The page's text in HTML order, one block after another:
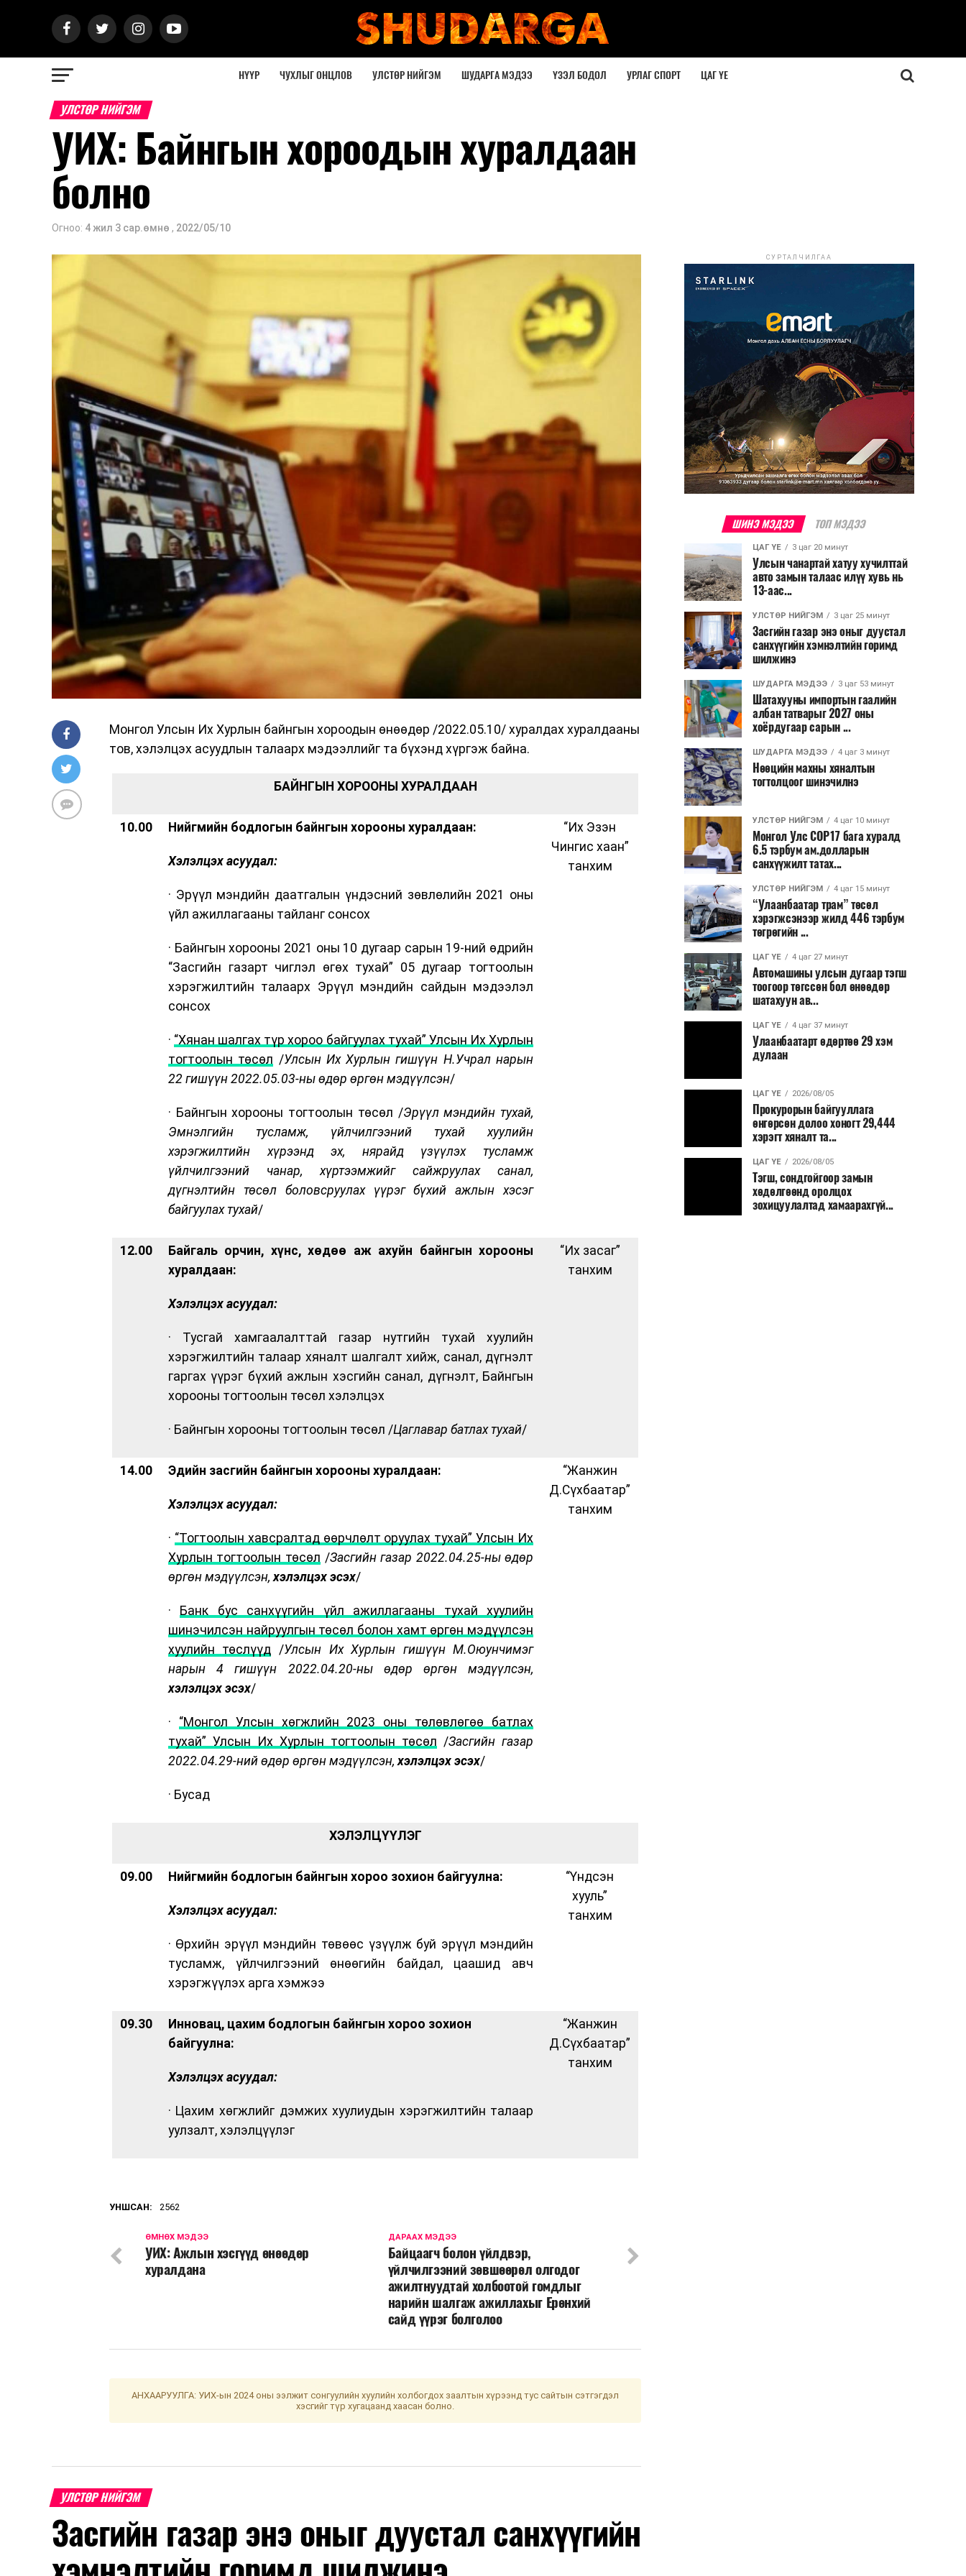
НҮҮР ЧУХЛЫГ ОНЦЛОВ УЛСТӨР НИЙГЭМ ШУДАРГА МЭДЭЭ ҮЗЭЛ БОДОЛ УРЛАГ СПОРТ ЦАГ ҮЕ
УЛСТӨР НИЙГЭМ
УИХ: Байнгын хороодын хуралдаан
болно
Огноо: 4 жил 3 сар.өмнө , 2022/05/10
Монгол Улсын Их Хурлын байнгын хороодын өнөөдөр /2022.05.10/ хуралдах хуралдааны
тов, хэлэлцэх асуудлын талаарх мэдээллийг та бүхэнд хүргэж байна.
БАЙНГЫН ХОРООНЫ ХУРАЛДААН
10.00 Нийгмийн бодлогын байнгын хорооны хуралдаан:
Хэлэлцэх асуудал:
· Эрүүл мэндийн даатгалын үндэсний зөвлөлийн 2021 оны
үйл ажиллагааны тайланг сонсох
· Байнгын хорооны 2021 оны 10 дугаар сарын 19-ний өдрийн
“Засгийн газарт чиглэл өгөх тухай” 05 дугаар тогтоолын
хэрэгжилтийн талаарх Эрүүл мэндийн сайдын мэдээлэл
сонсох
· “Хянан шалгах түр хороо байгуулах тухай” Улсын Их Хурлын
тогтоолын төсөл /Улсын Их Хурлын гишүүн Н.Учрал нарын
22 гишүүн 2022.05.03-ны өдөр өргөн мэдүүлсэн/
· Байнгын хорооны тогтоолын төсөл /Эрүүл мэндийн тухай,
Эмнэлгийн тусламж, үйлчилгээний тухай хуулийн
хэрэгжилтийн хүрээнд эх, нярайд үзүүлэх тусламж
үйлчилгээний чанар, хүртээмжийг сайжруулах санал,
дүгнэлтийн төсөл боловсруулах үүрэг бүхий ажлын хэсэг
байгуулах тухай/
“Их Эзэн
Чингис хаан”
танхим
12.00
Байгаль орчин, хүнс, хөдөө аж ахуйн байнгын хорооны
хуралдаан:
Хэлэлцэх асуудал:
· Тусгай хамгаалалттай газар нутгийн тухай хуулийн
хэрэгжилтийн талаар хяналт шалгалт хийж, санал, дүгнэлт
гаргах үүрэг бүхий ажлын хэсгийн санал, дүгнэлт, Байнгын
хорооны тогтоолын төсөл хэлэлцэх
· Байнгын хорооны тогтоолын төсөл /Цаглавар батлах тухай/
“Их засаг”
танхим
14.00 Эдийн засгийн байнгын хорооны хуралдаан:
Хэлэлцэх асуудал:
· “Тогтоолын хавсралтад өөрчлөлт оруулах тухай” Улсын Их
Хурлын тогтоолын төсөл /Засгийн газар 2022.04.25-ны өдөр
өргөн мэдүүлсэн, хэлэлцэх эсэх/
· Банк бус санхүүгийн үйл ажиллагааны тухай хуулийн
шинэчилсэн найруулгын төсөл болон хамт өргөн мэдүүлсэн
хуулийн төслүүд /Улсын Их Хурлын гишүүн М.Оюунчимэг
нарын 4 гишүүн 2022.04.20-ны өдөр өргөн мэдүүлсэн,
хэлэлцэх эсэх/
· “Монгол Улсын хөгжлийн 2023 оны төлөвлөгөө батлах
тухай” Улсын Их Хурлын тогтоолын төсөл /Засгийн газар
2022.04.29-ний өдөр өргөн мэдүүлсэн, хэлэлцэх эсэх/
· Бусад
“Жанжин
Д.Сүхбаатар”
танхим
ХЭЛЭЛЦҮҮЛЭГ
09.00 Нийгмийн бодлогын байнгын хороо зохион байгуулна:
Хэлэлцэх асуудал:
· Өрхийн эрүүл мэндийн төвөөс үзүүлж буй эрүүл мэндийн
тусламж, үйлчилгээний өнөөгийн байдал, цаашид авч
хэрэгжүүлэх арга хэмжээ
“Үндсэн
хууль”
танхим
09.30
Инновац, цахим бодлогын байнгын хороо зохион
байгуулна:
Хэлэлцэх асуудал:
· Цахим хөгжлийг дэмжих хуулиудын хэрэгжилтийн талаар
уулзалт, хэлэлцүүлэг
“Жанжин
Д.Сүхбаатар”
танхим
УНШСАН: 2562
ДАРААХ МЭДЭЭ
Байцаагч болон үйлдвэр,
үйлчилгээний зөвшөөрөл олгодог
ажилтнуудтай холбоотой гомдлыг
нарийн шалгаж ажиллахыг Ерөнхий
сайд үүрэг болголоо
ӨМНӨХ МЭДЭЭ
УИХ: Ажлын хэсгүүд өнөөдөр
хуралдана
АНХААРУУЛГА: УИХ-ын 2024 оны ээлжит сонгуулийн хуулийн холбогдох заалтын хүрээнд тус сайтын сэтгэгдэл
хэсгийг түр хугацаанд хаасан болно.
УЛСТӨР НИЙГЭМ
Засгийн газар энэ оныг дуустал санхүүгийн
СУРТАЛЧИЛГАА
ШИНЭ МЭДЭЭ ТОП МЭДЭЭ
ЦАГ ҮЕ 3 цаг 20 минут
Улсын чанартай хатуу хучилттай
авто замын талаас илүү хувь нь
13-аас...
УЛСТӨР НИЙГЭМ 3 цаг 25 минут
Засгийн газар энэ оныг дуустал
санхүүгийн хэмнэлтийн горимд
шилжинэ
ШУДАРГА МЭДЭЭ 3 цаг 53 минут
Шатахууны импортын гаалийн
албан татварыг 2027 оны
хоёрдугаар сарын ...
ШУДАРГА МЭДЭЭ 4 цаг 3 минут
Нөөцийн махны хяналтын
тогтолцоог шинэчилнэ
УЛСТӨР НИЙГЭМ 4 цаг 10 минут
Монгол Улс COP17 бага хуралд
6.5 тэрбум ам.долларын
санхүүжилт татах...
УЛСТӨР НИЙГЭМ 4 цаг 15 минут
“Улаанбаатар трам” төсөл
хэрэгжсэнээр жилд 446 тэрбум
төгрөгийн ...
ЦАГ ҮЕ 4 цаг 27 минут
Автомашины улсын дугаар тэгш
тоогоор төгссөн бол өнөөдөр
шатахуун ав...
ЦАГ ҮЕ 4 цаг 37 минут
Улаанбаатарт өдөртөө 29 хэм
дулаан
ЦАГ ҮЕ 2026/08/05
Прокурорын байгууллага
өнгөрсөн долоо хоногт 29,444
хэрэгт хяналт та...
ЦАГ ҮЕ 2026/08/05
Тэгш, сондгойгоор замын
хөдөлгөөнд оролцох
зохицуулалтад хамаарахгүй...